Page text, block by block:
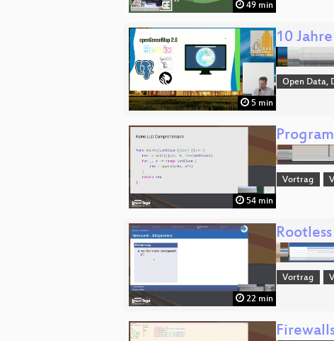
49 min
5 min
10
Open Data,
54 min
Vortrag
22 min
Vortrag